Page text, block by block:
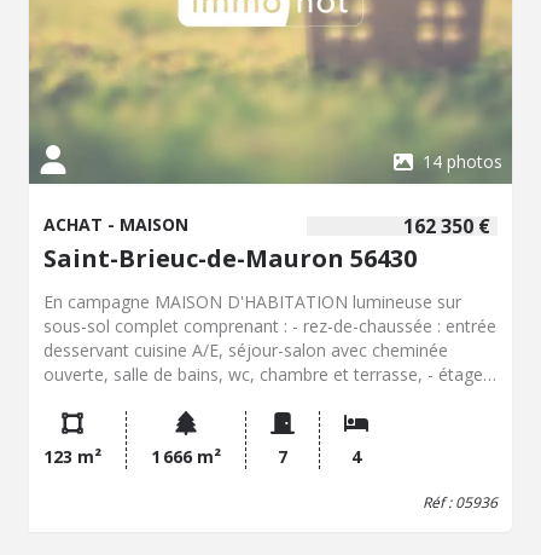
14 photos
162 350 €
ACHAT - MAISON
Saint-Brieuc-de-Mauron 56430
En campagne MAISON D'HABITATION lumineuse sur
sous-sol complet comprenant : - rez-de-chaussée : entrée
desservant cuisine A/E, séjour-salon avec cheminée
ouverte, salle de bains, wc, chambre et terrasse, - étage :
sol : garage, cuisine avec cheminée, pièce sous terrasse,
cellier Grand jardin arboré. - Classe énergie : E - Classe
climat : B - Montant estimé des dépenses annuelles
d'énergie pour un usage standard : 2850 à 3910 € (base
123 m² 1 666 m² 7 4
Réf : 05936